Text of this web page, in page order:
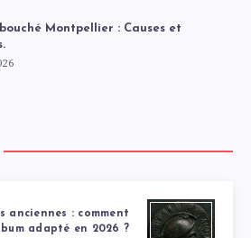
Montpellier : Causes et
anciennes : comment
adapté en 2026 ?